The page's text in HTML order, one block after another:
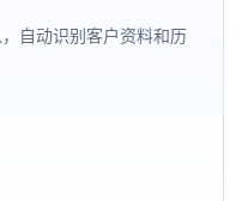
自动识别客户资料和历